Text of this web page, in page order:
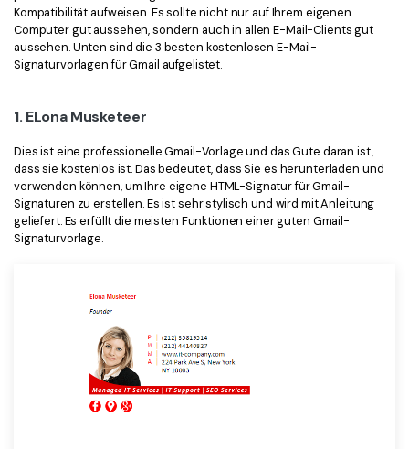
Freiberufler
PDF-Wissen
PDF-bezogene Informationen, die Sie benötigen.
Download-Zentrum
Kompatibilität aufweisen. Es sollte nicht nur auf Ihrem eigenen
Computer gut aussehen, sondern auch in allen E-Mail-Clients gut
aussehen. Unten sind die 3 besten kostenlosen E-Mail-
Signaturvorlagen für Gmail aufgelistet.
1. ELona Musketeer
Dies ist eine professionelle Gmail-Vorlage und das Gute daran ist,
dass sie kostenlos ist. Das bedeutet, dass Sie es herunterladen und
verwenden können, um Ihre eigene HTML-Signatur für Gmail-
Signaturen zu erstellen. Es ist sehr stylisch und wird mit Anleitung
geliefert. Es erfüllt die meisten Funktionen einer guten Gmail-
Signaturvorlage.